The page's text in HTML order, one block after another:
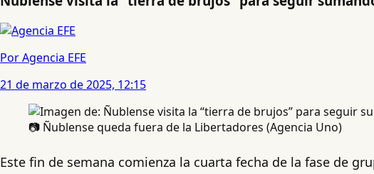
Por Agencia EFE
21 de marzo de 2025, 12:15
📷 Ñublense queda fuera de la Libertadores (Agencia Uno)
Este fin de semana comienza la cuarta fecha de la fase de